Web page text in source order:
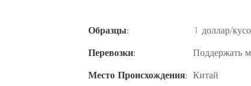
Образцы:
1 доллар/
Перевозки:
Поддержать
Место Происхождения: Китай